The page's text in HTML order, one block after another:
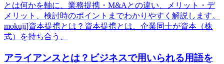
とは何かを軸に、業務提携・M&Aとの違い、メリット・デ
メリット、検討時のポイントまでわかりやすく解説します。
mokuji]資本提携とは？資本提携とは、企業同士が資本（株
式）を持ち合う、
アライアンスとは？ビジネスで用いられる用語を